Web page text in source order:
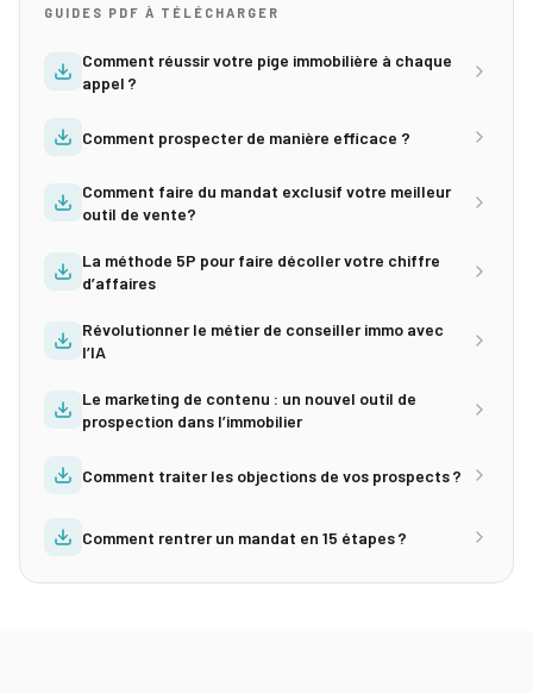
GUIDES PDF À TÉLÉCHARGER
Comment réussir votre pige immobilière à chaque
appel ?
Comment prospecter de manière efficace ?
Comment faire du mandat exclusif votre meilleur
outil de vente?
La méthode 5P pour faire décoller votre chiffre
d’affaires
Révolutionner le métier de conseiller immo avec
l’IA
Le marketing de contenu : un nouvel outil de
prospection dans l’immobilier
Comment traiter les objections de vos prospects ?
Comment rentrer un mandat en 15 étapes ?